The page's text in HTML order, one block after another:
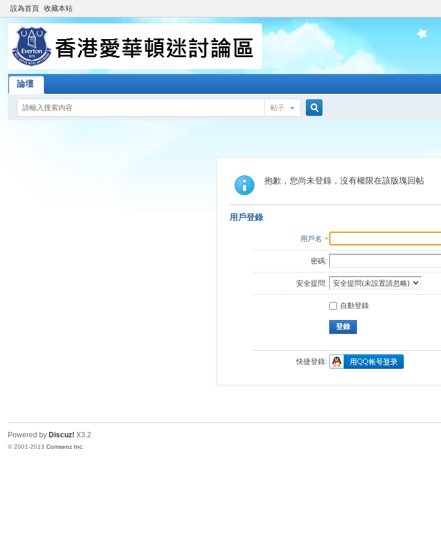
設為首頁 收藏本站
論壇
帖子
索
抱歉，您尚未登錄，沒有權限在該版塊回帖
用戶登錄
用戶名
密碼:
安全提問:
自動登錄
登錄
快捷登錄:
Powered by Discuz! X3.2
© 2001-2013Comsenz Inc.